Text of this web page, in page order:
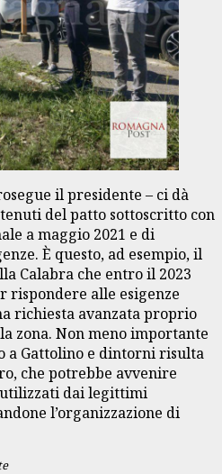
il presidente – ci dà
del patto sottoscritto con
a maggio 2021 e di
È questo, ad esempio, il
Calabra che entro il 2023
rispondere alle esigenze
richiesta avanzata proprio
zona. Non meno importante
a Gattolino e dintorni risulta
che potrebbe avvenire
dai legittimi
l’organizzazione di